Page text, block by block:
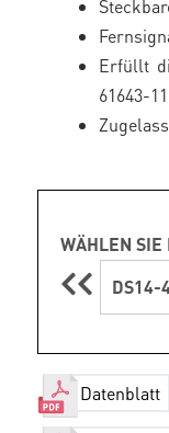
Erfüllt
61643-11
WÄHLEN
DS14-
Datenblatt